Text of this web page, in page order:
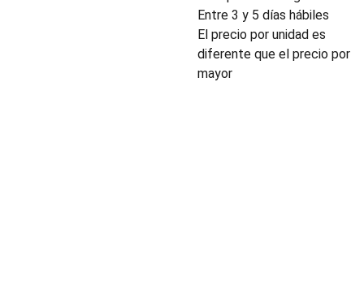
Entre 3 y 5 días hábiles
El precio por unidad es
diferente que el precio por
mayor